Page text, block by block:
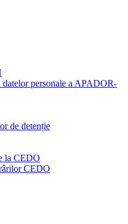
datelor personale a APADOR-
de detenție
la CEDO
CEDO